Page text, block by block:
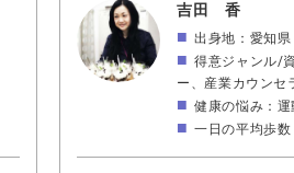
吉田 香
出身地：愛知県
得意ジャンル/
ー、産業カウンセ
健康の悩み：
一日の平均歩